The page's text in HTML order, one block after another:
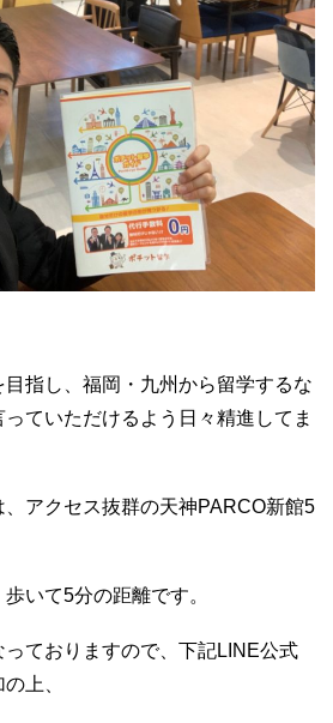
指し、福岡・九州から留学するな
ていただけるよう日々精進してま
アクセス抜群の天神PARCO新館5
いて5分の距離です。
ておりますので、下記LINE公式
上、